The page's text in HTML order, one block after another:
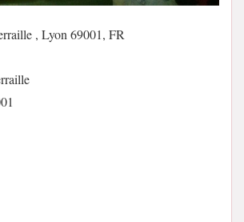
, Lyon 69001, FR